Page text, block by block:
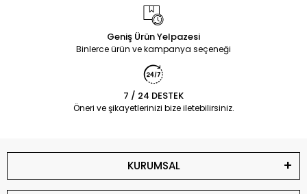
Geniş Ürün Yelpazesi
Binlerce ürün ve kampanya seçeneği
7 / 24 DESTEK
Öneri ve şikayetlerinizi bize iletebilirsiniz.
KURUMSAL